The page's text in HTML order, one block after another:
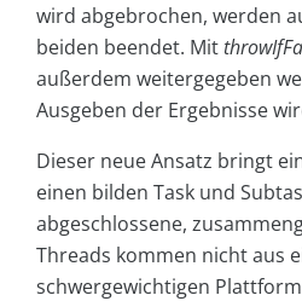
wird abgebrochen, werden
beiden beendet. Mit
außerdem weitergegeben
Ausgeben der Ergebnisse
Dieser neue Ansatz bringt
einen bilden Task und
abgeschlossene,
Threads kommen nicht aus
schwergewichtigen